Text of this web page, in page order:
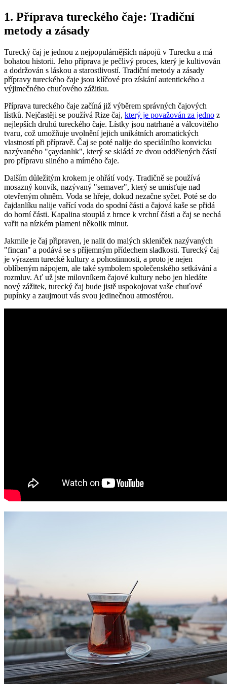
1. Příprava tureckého čaje: Tradiční
metody a zásady
Turecký čaj je jednou z nejpopulárnějších nápojů v Turecku a má
bohatou historii. Jeho příprava je pečlivý proces, který je kultivován
a dodržován s láskou a starostlivostí. Tradiční metody a zásady
přípravy tureckého čaje jsou klíčové pro získání autentického a
výjimečného chuťového zážitku.
Příprava tureckého čaje začíná již výběrem správných čajových
lístků. Nejčastěji se používá Rize čaj, který je považován za jedno z
nejlepších druhů tureckého čaje. Lístky jsou natrhané a válcovitého
tvaru, což umožňuje uvolnění jejich unikátních aromatických
vlastností při přípravě. Čaj se poté nalije do speciálního konvicku
nazývaného "çaydanlık", který se skládá ze dvou oddělených částí
pro přípravu silného a mírného čaje.
Dalším důležitým krokem je ohřátí vody. Tradičně se používá
mosazný konvík, nazývaný "semaver", který se umisťuje nad
otevřeným ohněm. Voda se hřeje, dokud nezačne syčet. Poté se do
čajdanlíku nalije vařící voda do spodní části a čajová kaše se přidá
do horní části. Kapalina stouplá z hrnce k vrchní části a čaj se nechá
vařit na nízkém plameni několik minut.
Jakmile je čaj připraven, je nalit do malých skleniček nazývaných
"fincan" a podává se s příjemným přídechem sladkosti. Turecký čaj
je výrazem turecké kultury a pohostinnosti, a proto je nejen
oblíbeným nápojem, ale také symbolem společenského setkávání a
rozmluv. Ať už jste milovníkem čajové kultury nebo jen hledáte
nový zážitek, turecký čaj bude jistě uspokojovat vaše chuťové
pupínky a zaujmout vás svou jedinečnou atmosférou.